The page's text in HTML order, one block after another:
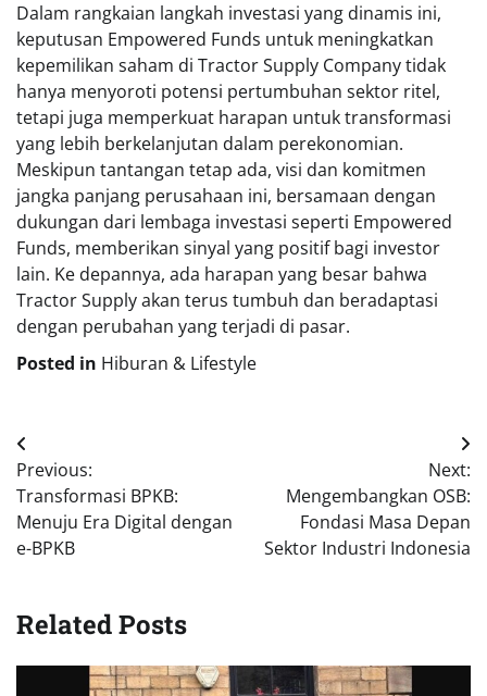
Dalam rangkaian langkah investasi yang dinamis ini,
keputusan Empowered Funds untuk meningkatkan
kepemilikan saham di Tractor Supply Company tidak
hanya menyoroti potensi pertumbuhan sektor ritel,
tetapi juga memperkuat harapan untuk transformasi
yang lebih berkelanjutan dalam perekonomian.
Meskipun tantangan tetap ada, visi dan komitmen
jangka panjang perusahaan ini, bersamaan dengan
dukungan dari lembaga investasi seperti Empowered
Funds, memberikan sinyal yang positif bagi investor
lain. Ke depannya, ada harapan yang besar bahwa
Tractor Supply akan terus tumbuh dan beradaptasi
dengan perubahan yang terjadi di pasar.
Posted in Hiburan & Lifestyle
Navigasi
pos
Previous:
Transformasi BPKB:
Menuju Era Digital dengan
e-BPKB
Next:
Mengembangkan OSB:
Fondasi Masa Depan
Sektor Industri Indonesia
Related Posts